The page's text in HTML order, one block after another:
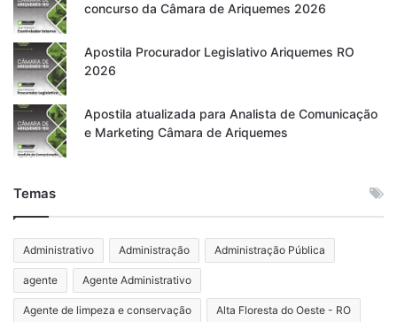
concurso da Câmara de Ariquemes 2026
Apostila Procurador Legislativo Ariquemes RO
2026
Apostila atualizada para Analista de Comunicação
e Marketing Câmara de Ariquemes
Temas
Administrativo Administração Administração Pública
agente Agente Administrativo
Agente de limpeza e conservação Alta Floresta do Oeste - RO